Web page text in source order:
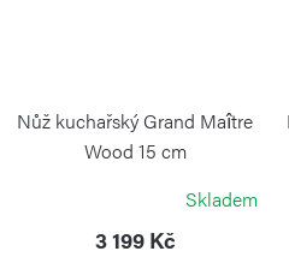
Nůž kuchařský Grand Maître
Wood 15 cm
Skladem
3 199 Kč